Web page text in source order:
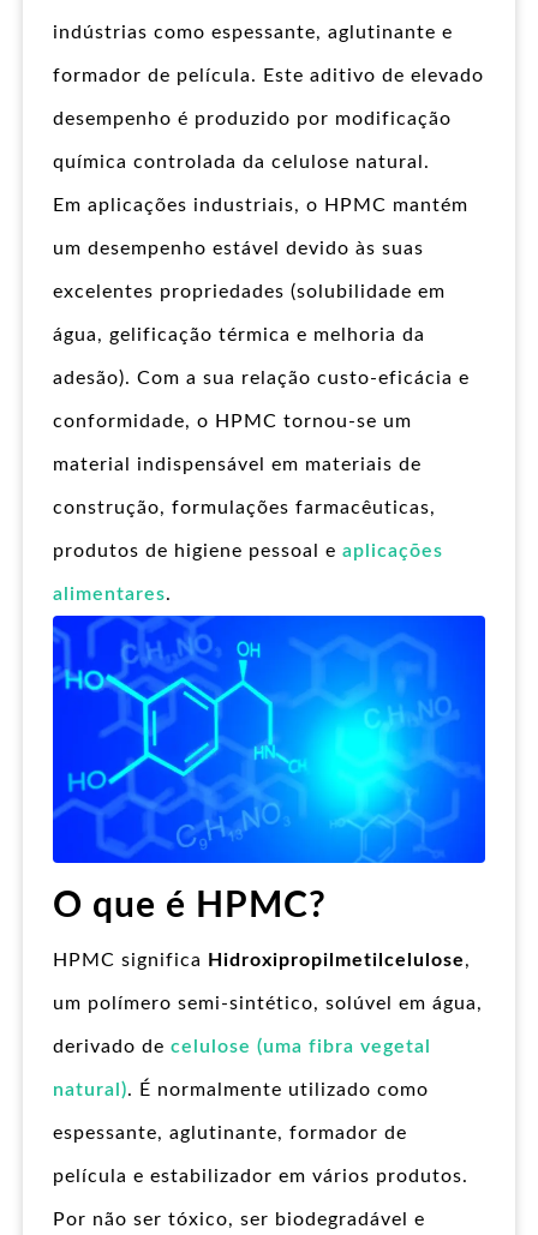
indústrias como espessante, aglutinante e
formador de película. Este aditivo de elevado
desempenho é produzido por modificação
química controlada da celulose natural.
Em aplicações industriais, o HPMC mantém
um desempenho estável devido às suas
excelentes propriedades (solubilidade em
água, gelificação térmica e melhoria da
adesão). Com a sua relação custo-eficácia e
conformidade, o HPMC tornou-se um
material indispensável em materiais de
construção, formulações farmacêuticas,
produtos de higiene pessoal e aplicações
alimentares.
O que é HPMC?
HPMC significa Hidroxipropilmetilcelulose,
um polímero semi-sintético, solúvel em água,
derivado de celulose (uma fibra vegetal
natural). É normalmente utilizado como
espessante, aglutinante, formador de
película e estabilizador em vários produtos.
Por não ser tóxico, ser biodegradável e